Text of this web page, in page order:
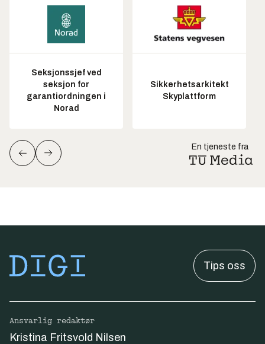
Seksjonssjef ved
seksjon for
garantiordningen i
Norad
Sikkerhetsarkitekt
Skyplattform
En tjeneste fra
Tips oss
Ansvarlig redaktør
Kristina Fritsvold Nilsen